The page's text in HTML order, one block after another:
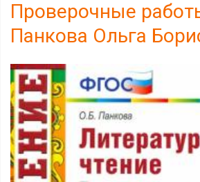
Проверочные
Панкова Ольга